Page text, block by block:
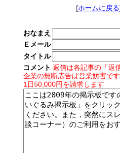
[ホームに戻る
おなまえ
Ｅメール
タイトル
コメント 返信は各記事の「返
企業の無断広告は営業妨害で
1日50,000円を請求します